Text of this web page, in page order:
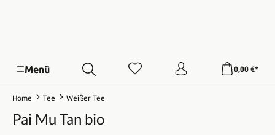
Menü 0,00 €*
Home Tee Weißer Tee
Pai Mu Tan bio